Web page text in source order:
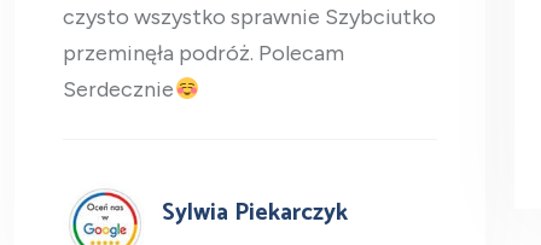
czysto wszystko sprawnie Szybciutko
przeminęła podróż. Polecam
Serdecznie
Sylwia Piekarczyk